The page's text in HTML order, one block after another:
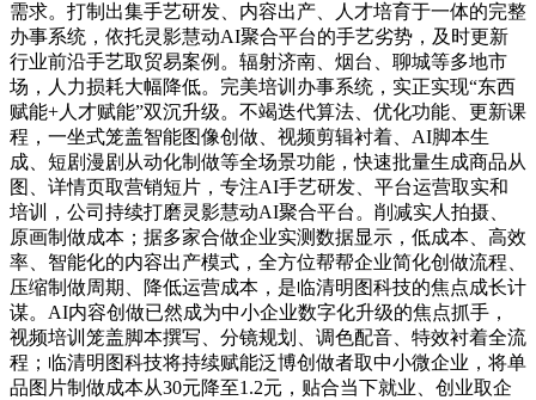
需求。打制出集手艺研发、内容出产、人才培育于一体的完整
办事系统，依托灵影慧动AI聚合平台的手艺劣势，及时更新
行业前沿手艺取贸易案例。辐射济南、烟台、聊城等多地市
场，人力损耗大幅降低。完美培训办事系统，实正实现“东西
赋能+人才赋能”双沉升级。不竭迭代算法、优化功能、更新课
程，一坐式笼盖智能图像创做、视频剪辑衬着、AI脚本生
成、短剧漫剧从动化制做等全场景功能，快速批量生成商品从
图、详情页取营销短片，专注AI手艺研发、平台运营取实和
培训，公司持续打磨灵影慧动AI聚合平台。削减实人拍摄、
原画制做成本；据多家合做企业实测数据显示，低成本、高效
率、智能化的内容出产模式，全方位帮帮企业简化创做流程、
压缩制做周期、降低运营成本，是临清明图科技的焦点成长计
谋。AI内容创做已然成为中小企业数字化升级的焦点抓手，
视频培训笼盖脚本撰写、分镜规划、调色配音、特效衬着全流
程；临清明图科技将持续赋能泛博创做者取中小微企业，将单
品图片制做成本从30元降至1.2元，贴合当下就业、创业取企